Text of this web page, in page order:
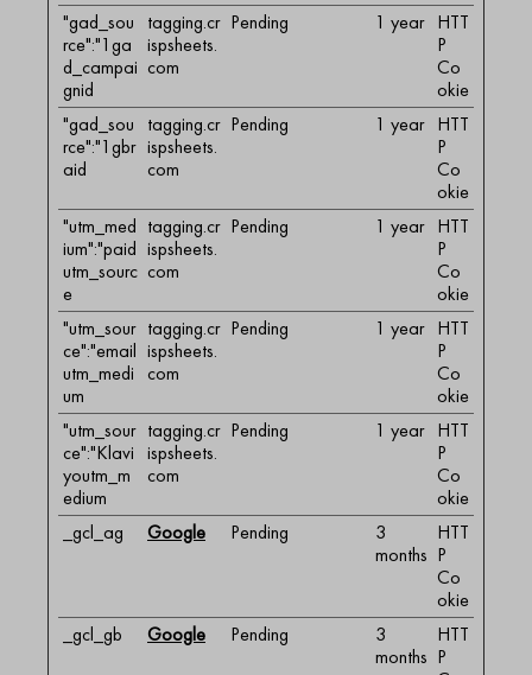
"gad_sou
rce":"1ga
d_campai
gnid
tagging.cr
ispsheets.
com
Pending 1 year
HTT
P
Co
okie
"gad_sou
rce":"1gbr
aid
tagging.cr
ispsheets.
com
Pending 1 year
HTT
P
Co
okie
"utm_med
ium":"paid
utm_sourc
e
tagging.cr
ispsheets.
com
Pending 1 year
HTT
P
Co
okie
"utm_sour
ce":"email
utm_medi
um
tagging.cr
ispsheets.
com
Pending 1 year
HTT
P
Co
okie
"utm_sour
ce":"Klavi
youtm_m
edium
tagging.cr
ispsheets.
com
Pending 1 year
HTT
P
Co
okie
_gcl_ag
Google Pending
3
months
HTT
P
Co
okie
_gcl_gb
Google Pending
3
months
HTT
P